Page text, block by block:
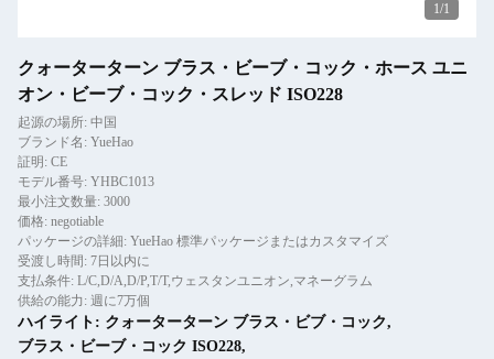
1/1
クォーターターン ブラス・ビーブ・コック・ホース ユニ
オン・ビーブ・コック・スレッド ISO228
起源の場所: 中国
ブランド名: YueHao
証明: CE
モデル番号: YHBC1013
最小注文数量: 3000
価格: negotiable
パッケージの詳細: YueHao 標準パッケージまたはカスタマイズ
受渡し時間: 7日以内に
支払条件: L/C,D/A,D/P,T/T,ウェスタンユニオン,マネーグラム
供給の能力: 週に7万個
ハイライト: クォーターターン ブラス・ビブ・コック,
ブラス・ビーブ・コック ISO228,